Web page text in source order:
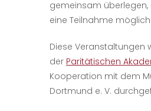
gemeinsam überlegen,
eine Teilnahme möglich
Diese Veranstaltungen
der Paritätischen
Kooperation mit dem
Dortmund e. V.